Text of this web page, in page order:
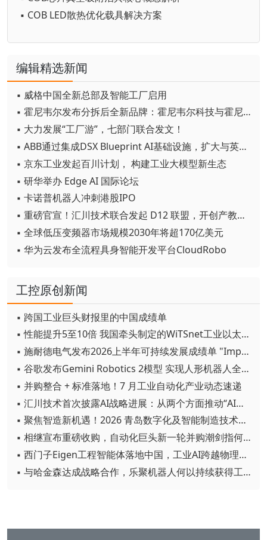
▪ COB LED散热优化载具解决方案
编辑精选新闻
▪ 威格中国全新总部及智能工厂启用
▪ 霍尼韦尔发布分拆后全新品牌：霍尼韦尔科技与霍尼韦尔航空航天
▪ 大力发展“工厂游”，七部门联合发文！
▪ ABB通过集成DSX Blueprint AI基础设施，扩大与英伟达的合作
▪ 京东工业发起百川计划， 构建工业大模型新生态
▪ 研华举办 Edge AI 国际论坛
▪ 卡诺普机器人冲刺港股IPO
▪ 重磅官宣！汇川技术联合发起 D12 联盟，开创产教融合新范式
▪ 全球低压变频器市场规模2030年将超170亿美元
▪ 华为云发布全流程具身智能开发平台CloudRobo
工控原创新闻
▪ 跨国工业巨头财报里的中国成绩单
▪ 性能提升5至10倍 我国牵头制定的WiTSnet工业以太网国际标准正式发布
▪ 施耐德电气发布2026上半年可持续发展成绩单 "Impact 2030"路线图开局稳健
▪ 谷歌发布Gemini Robotics 2模型 实现人形机器人全身智能控制突破
▪ 并购整合 + 标准落地！7 月工业自动化产业动态速递
▪ 汇川技术首次披露AI战略进展：从两个方面推动“AI业务化”落地
▪ 聚焦智造新机遇！2026 青岛数字化及智能制造技术论坛圆满落幕
▪ 相继宣布重磅收购，自动化巨头新一轮并购潮剑指何方？
▪ 西门子Eigen工程智能体落地中国，工业AI跨越物理世界“确定性”拐点
▪ 与哈金森达成战略合作，乐聚机器人何以持续获得工业巨头青睐？